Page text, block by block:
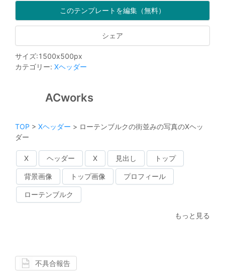
このテンプレートを編集（無料）
シェア
サイズ:1500x500px
カテゴリー: Xヘッダー
ACworks
TOP > Xヘッダー > ローテンブルクの街並みの写真のXヘッ
ダー
X ヘッダー X 見出し トップ
背景画像 トップ画像 プロフィール
ローテンブルク
もっと見る
不具合報告